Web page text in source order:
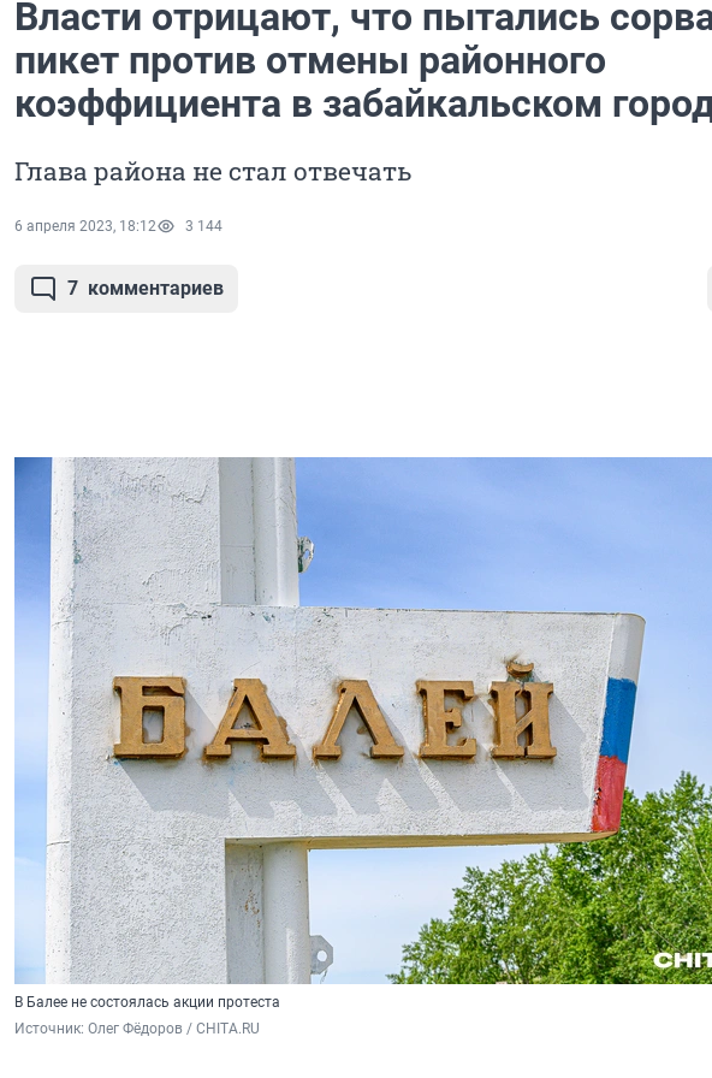
Власти отрицают, что пытались
пикет против отмены районного
коэффициента в забайкальском
Глава района не стал отвечать
6 апреля 2023, 18:12 3 144
7 комментариев
В Балее не состоялась акции протеста
Источник: Олег Фёдоров / CHITA.RU